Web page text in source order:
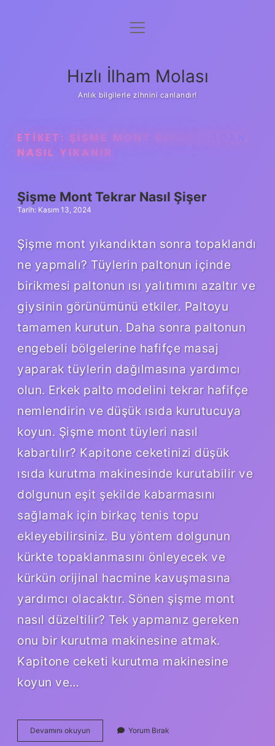
Anasayfa
Yasal Uyarı
menüyü
Hızlı İlham Molası
Anlık bilgilerle zihnini canlandır!
ETIKET: ŞIŞME MONT BOZULMADAN
NASIL YIKANIR
Şişme Mont Tekrar Nasıl Şişer
Tarih: Kasım 13, 2024
Şişme mont yıkandıktan sonra topaklandı
ne yapmalı? Tüylerin paltonun içinde
birikmesi paltonun ısı yalıtımını azaltır ve
giysinin görünümünü etkiler. Paltoyu
tamamen kurutun. Daha sonra paltonun
engebeli bölgelerine hafifçe masaj
yaparak tüylerin dağılmasına yardımcı
olun. Erkek palto modelini tekrar hafifçe
nemlendirin ve düşük ısıda kurutucuya
koyun. Şişme mont tüyleri nasıl
kabartılır? Kapitone ceketinizi düşük
ısıda kurutma makinesinde kurutabilir ve
dolgunun eşit şekilde kabarmasını
sağlamak için birkaç tenis topu
ekleyebilirsiniz. Bu yöntem dolgunun
kürkte topaklanmasını önleyecek ve
kürkün orijinal hacmine kavuşmasına
yardımcı olacaktır. Sönen şişme mont
nasıl düzeltilir? Tek yapmanız gereken
onu bir kurutma makinesine atmak.
Kapitone ceketi kurutma makinesine
koyun ve…
Devamını okuyun
Mont
Yorum Bırak